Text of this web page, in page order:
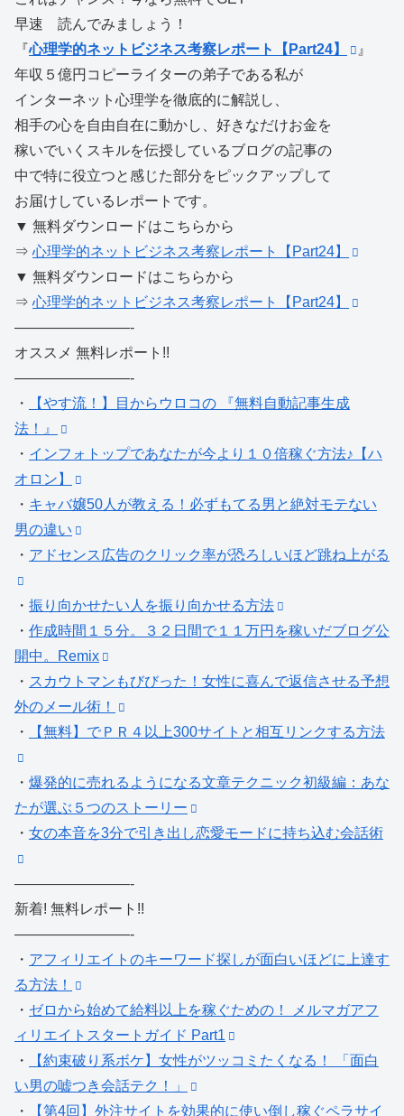
早速 読んでみましょう！
『心理学的ネットビジネス考察レポート【Part24】
』
年収５億円コピーライターの弟子である私が
インターネット心理学を徹底的に解説し、
相手の心を自由自在に動かし、好きなだけお金を
稼いでいくスキルを伝授しているブログの記事の
中で特に役立つと感じた部分をピックアップして
お届けしているレポートです。
▼ 無料ダウンロードはこちらから
⇒ 心理学的ネットビジネス考察レポート【Part24】
▼ 無料ダウンロードはこちらから
⇒ 心理学的ネットビジネス考察レポート【Part24】
————————-
オススメ 無料レポート!!
————————-
・
【やす流！】目からウロコの 『無料自動記事生成
法！』
・ インフォトップであなたが今より１０倍稼ぐ方法♪【ハ
オロン】
・ キャバ嬢50人が教える！必ずもてる男と絶対モテない
男の違い
・ アドセンス広告のクリック率が恐ろしいほど跳ね上がる
・ 振り向かせたい人を振り向かせる方法
・ 作成時間１５分。３２日間で１１万円を稼いだブログ公
開中。Remix
・ スカウトマンもびびった！女性に喜んで返信させる予想
外のメール術！
・
【無料】でＰＲ４以上300サイトと相互リンクする方法
・ 爆発的に売れるようになる文章テクニック初級編：あな
たが選ぶ５つのストーリー
・ 女の本音を3分で引き出し恋愛モードに持ち込む会話術
————————-
新着! 無料レポート!!
————————-
・ アフィリエイトのキーワード探しが面白いほどに上達す
る方法！
・ ゼロから始めて給料以上を稼ぐための！ メルマガアフ
ィリエイトスタートガイド Part1
・
【約束破り系ボケ】女性がツッコミたくなる！ 「面白
い男の嘘つき会話テク！」
・
【第4回】外注サイトを効果的に使い倒し稼ぐペラサイ